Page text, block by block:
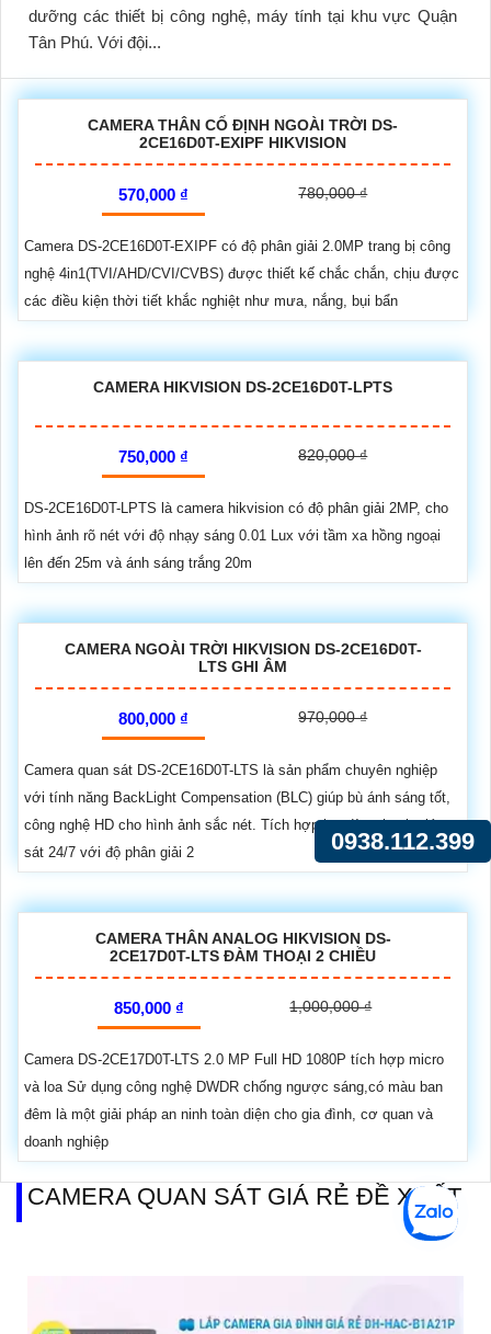
dưỡng các thiết bị công nghệ, máy tính tại khu vực Quận
Tân Phú. Với đội...
CAMERA THÂN CỐ ĐỊNH NGOÀI TRỜI DS-
2CE16D0T-EXIPF HIKVISION
570,000 ₫ 780,000 ₫
Camera DS-2CE16D0T-EXIPF có độ phân giải 2.0MP trang bị công
nghệ 4in1(TVI/AHD/CVI/CVBS) được thiết kế chắc chắn, chịu được
các điều kiện thời tiết khắc nghiệt như mưa, nắng, bụi bẩn
CAMERA HIKVISION DS-2CE16D0T-LPTS
750,000 ₫ 820,000 ₫
DS-2CE16D0T-LPTS là camera hikvision có độ phân giải 2MP, cho
hình ảnh rõ nét với độ nhạy sáng 0.01 Lux với tầm xa hồng ngoại
lên đến 25m và ánh sáng trắng 20m
CAMERA NGOÀI TRỜI HIKVISION DS-2CE16D0T-
LTS GHI ÂM
800,000 ₫ 970,000 ₫
Camera quan sát DS-2CE16D0T-LTS là sản phẩm chuyên nghiệp
với tính năng BackLight Compensation (BLC) giúp bù ánh sáng tốt,
công nghệ HD cho hình ảnh sắc nét. Tích hợp loa đàm thoại, giám
sát 24/7 với độ phân giải 2
CAMERA THÂN ANALOG HIKVISION DS-
2CE17D0T-LTS ĐÀM THOẠI 2 CHIỀU
850,000 ₫ 1,000,000 ₫
Camera DS-2CE17D0T-LTS 2.0 MP Full HD 1080P tích hợp micro
và loa Sử dụng công nghệ DWDR chống ngược sáng,có màu ban
đêm là một giải pháp an ninh toàn diện cho gia đình, cơ quan và
doanh nghiệp
CAMERA QUAN SÁT GIÁ RẺ ĐỀ XUẤT
0938.112.399